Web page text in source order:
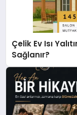
Çelik Ev Isı
Sağlanır?